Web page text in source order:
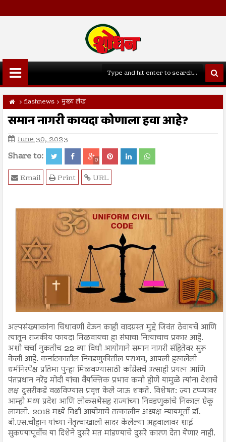
flashnews मुख्य लेख
समान नागरी कायदा कोणाला हवा आहे?
June 30, 2023
Share to: 0
URL
Print
Email
अल्पसंख्याकांना चिथावणी देऊन काही वादग्रस्त मुद्दे जिवंत ठेवायचे आणि
त्यातून राजकीय फायदा मिळवायचा हा संघाचा नित्याचाच प्रकार आहे.
अशी चर्चा नुकतीच 22 व्या विधी आयोगाने समान नागरी संहितेवर सुरू
केली आहे. कर्नाटकातील निवडणुकीतील पराभव, आपली हरवलेली
धर्मनिरपेक्ष प्रतिमा पुन्हा मिळवण्यासाठी काँग्रेसचे उत्साही प्रयत्न आणि
पंतप्रधान नरेंद्र मोदी यांचा वैयक्तिक प्रभाव कमी होणे यामुळे त्यांना देशाचे
लक्ष दुसरीकडे वळविण्यास प्रवृत्त केले जाऊ शकते. विशेषत: ज्या टप्प्यावर
आम्ही मध्य प्रदेश आणि लोकसभेसह राज्यांच्या निवडणुकांचे निकाल ऐकू
लागलो. 2018 मध्ये विधी आयोगाचे तत्कालीन अध्यक्ष न्यायमूर्ती डॉ.
बी.एस.चौहान यांच्या नेतृत्वाखाली सादर केलेल्या अहवालावर शाई
सुकण्यापूर्वीच या दिशेने दुसरे मत मांडण्याचे दुसरे कारण देता येणार नाही.